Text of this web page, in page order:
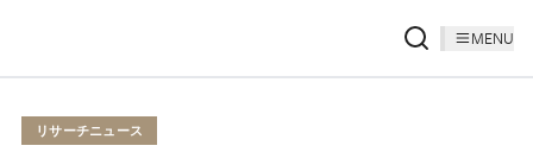
MENU
リサーチニュース